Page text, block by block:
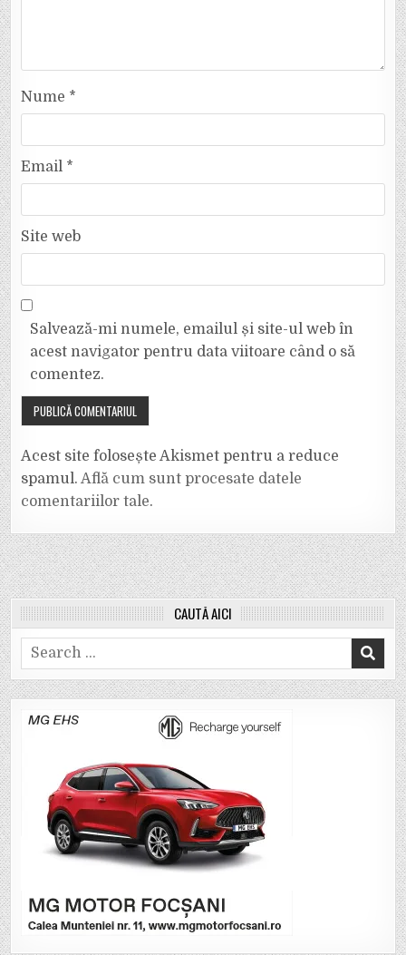
Nume *
Email *
Site web
Salvează-mi numele, emailul și site-ul web în
acest navigator pentru data viitoare când o să
comentez.
Acest site folosește Akismet pentru a reduce
spamul.Află cum sunt procesate datele
comentariilor tale.
CAUTĂ AICI
Search
for: